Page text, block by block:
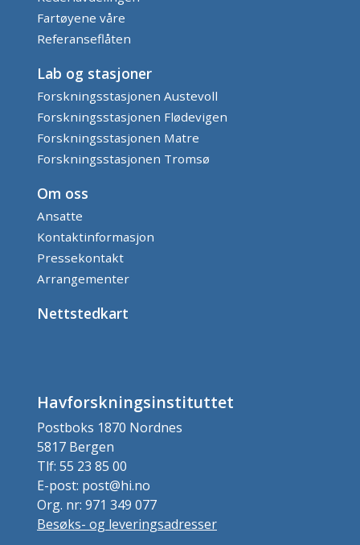
Fartøyene våre
Referanseflåten
Lab og stasjoner
Forskningsstasjonen Austevoll
Forskningsstasjonen Flødevigen
Forskningsstasjonen Matre
Forskningsstasjonen Tromsø
Om oss
Ansatte
Kontaktinformasjon
Pressekontakt
Arrangementer
Nettstedkart
Havforskningsinstituttet
Postboks 1870 Nordnes
5817 Bergen
Tlf: 55 23 85 00
E-post: post@hi.no
Org. nr: 971 349 077
Besøks- og leveringsadresser